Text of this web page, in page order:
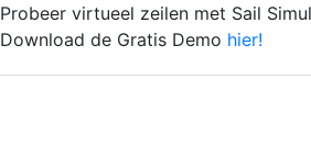
Probeer virtueel zeilen met Sail
Download de Gratis Demo hier!